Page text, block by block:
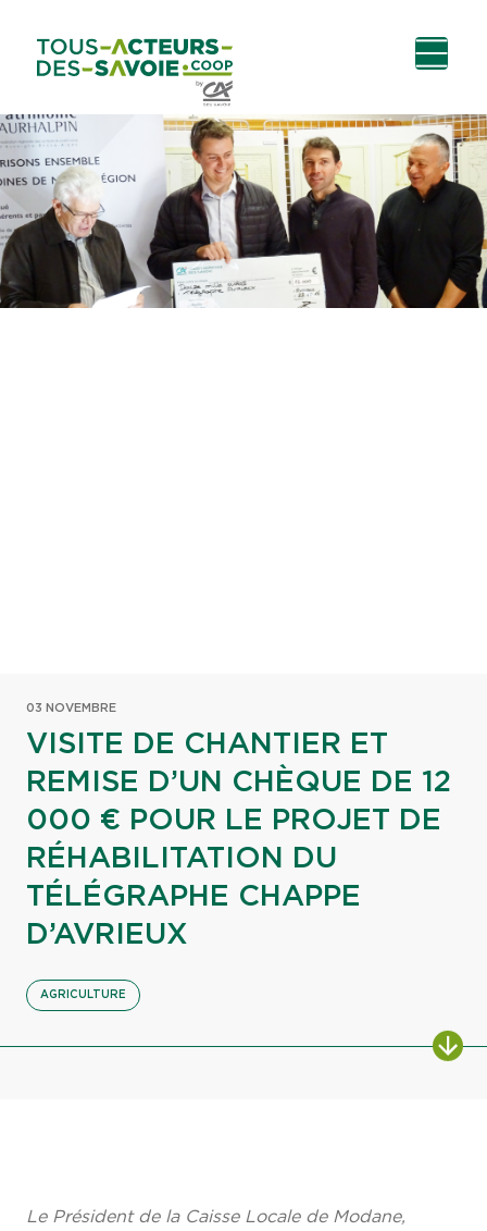
contenu
principal
03 NOVEMBRE
VISITE DE CHANTIER ET
REMISE D’UN CHÈQUE DE 12
000 € POUR LE PROJET DE
RÉHABILITATION DU
TÉLÉGRAPHE CHAPPE
D’AVRIEUX
AGRICULTURE
Le Président de la Caisse Locale de Modane,